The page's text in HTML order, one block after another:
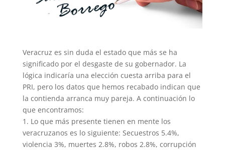
Veracruz es sin duda el estado que más se ha
significado por el desgaste de su gobernador. La
lógica indicaría una elección cuesta arriba para el
PRI, pero los datos que hemos recabado indican que
la contienda arranca muy pareja. A continuación lo
que encontramos:
1. Lo que más presente tienen en mente los
veracruzanos es lo siguiente: Secuestros 5.4%,
violencia 3%, muertes 2.8%, robos 2.8%, corrupción